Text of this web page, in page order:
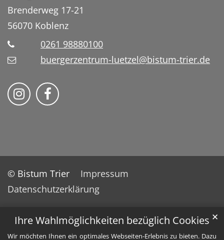
Ihre Wahlmöglichkeiten bezüglich Cookies
Wir möchten Ihnen ein optimales Webseiten-Erlebnis zu bieten. Dazu
✕
Brenderweg 17-21
56070 Koblenz
0261 98880100
buergerzentrum-luetzel@bistum-trier.de
Folge uns auf Instragram
Folge uns auf Facebook
© Bistum Trier
Impressum
Datenschutzerklärung